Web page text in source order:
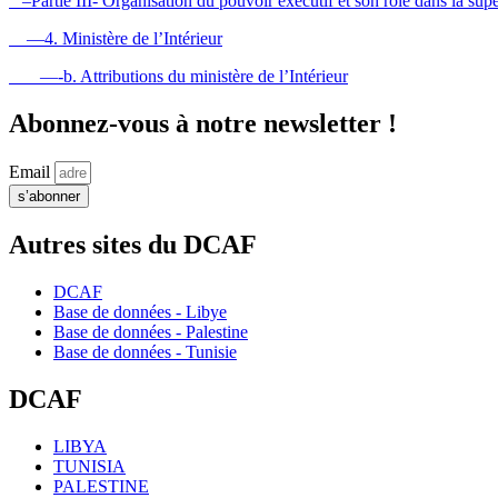
—4. Ministère de l’Intérieur
—-b. Attributions du ministère de l’Intérieur
Abonnez-vous à notre newsletter !
Email
s’abonner
Autres sites du DCAF
DCAF
Base de données - Libye
Base de données - Palestine
Base de données - Tunisie
DCAF
LIBYA
TUNISIA
PALESTINE